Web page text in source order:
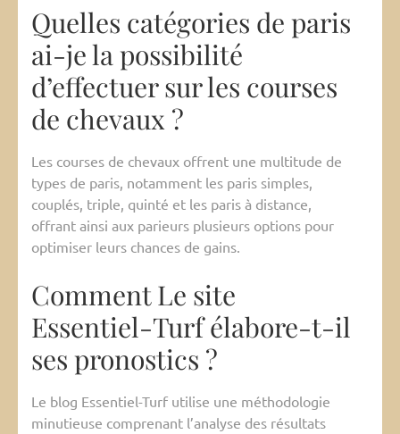
Quelles catégories de paris
ai-je la possibilité
d’effectuer sur les courses
de chevaux ?
Les courses de chevaux offrent une multitude de
types de paris, notamment les paris simples,
couplés, triple, quinté et les paris à distance,
offrant ainsi aux parieurs plusieurs options pour
optimiser leurs chances de gains.
Comment Le site
Essentiel-Turf élabore-t-il
ses pronostics ?
Le blog Essentiel-Turf utilise une méthodologie
minutieuse comprenant l’analyse des résultats